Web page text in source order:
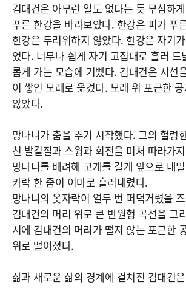
김대건은 아무런 일도 없다는 듯 무심하
푸른 한강을 바라보았다. 한강은 피가 푸
한강은 두려워하지 않았다. 한강은 자기
었다. 너무나 쉽게 자기 고집대로 흘러 드
롭게 가는 모습에 기뻤다. 김대건은 시선
이 쌓인 모래로 옮겼다. 모래 위 포근한
않았다.
망나니가 춤을 추기 시작했다. 그의 헐렁
친 발길질과 스윙과 회전을 미처 따라가
망나니를 배려해 고개를 길게 앞으로 내
카락 한 줌이 이마로 흘러내렸다.
망나니의 옷자락이 열두 번 퍼덕거렸을
김대건의 머리 위로 큰 반원형 곡선을 그
시에 김대건의 머리가 떨지 않는 포근한
위로 떨어졌다.
삶과 새로운 삶의 경계에 걸쳐진 김대건